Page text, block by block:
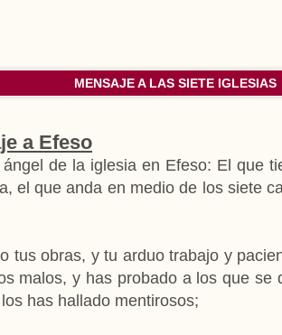
MENSAJE A LAS SIETE IGLESIAS
a Efeso
de la iglesia en Efeso: El que
el que anda en medio de los siete
tus obras, y tu arduo trabajo y
malos, y has probado a los que se
has hallado mentirosos;